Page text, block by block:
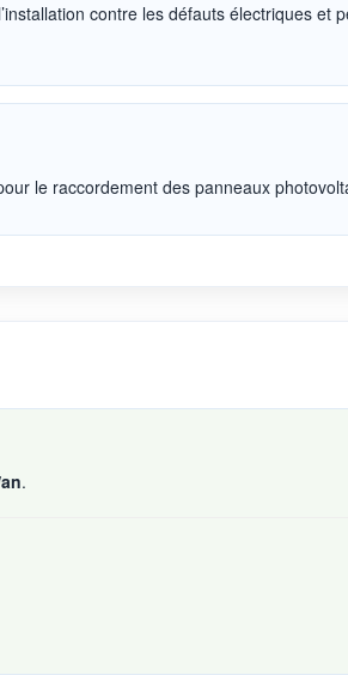
contre les défauts électriques et
le raccordement des panneaux
.